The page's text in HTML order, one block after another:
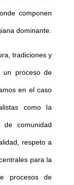
componen
dominante.
un proceso de
en el caso
como Ia
comunidad
respeto a
para la
procesos de